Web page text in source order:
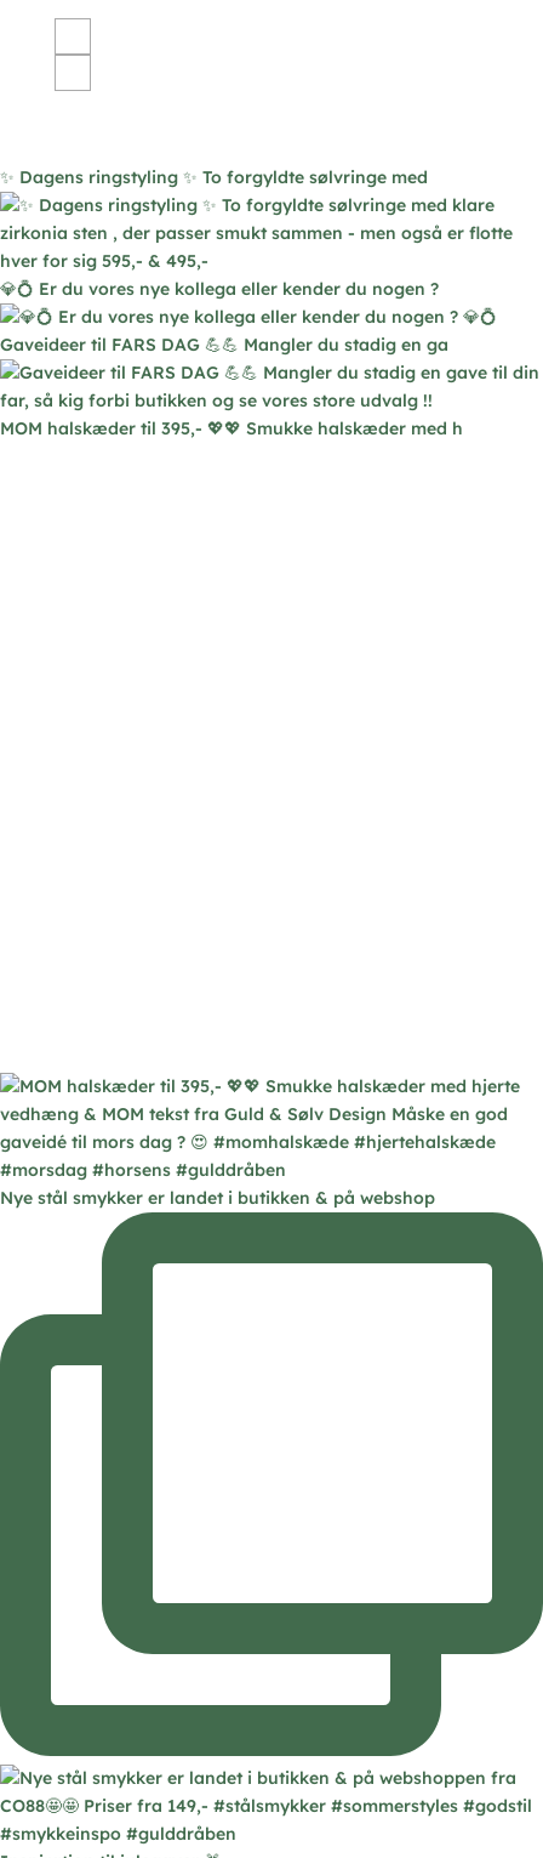
på
varesiden
✨ Dagens ringstyling ✨ To forgyldte sølvringe med
💎💍 Er du vores nye kollega eller kender du nogen ?
Gaveideer til FARS DAG 💪💪 Mangler du stadig en ga
MOM halskæder til 395,- 💖💖 Smukke halskæder med h
Nye stål smykker er landet i butikken & på webshop